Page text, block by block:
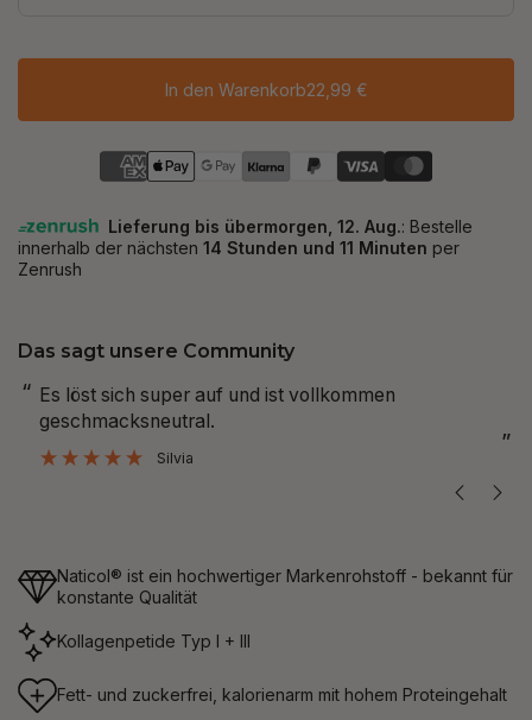
In den Warenkorb22,99 €
Das sagt unsere Community
“
”
Bin zufrieden mit dem Produkt und gehört zu meiner
festen Routine.
Michelle
Naticol® ist ein hochwertiger Markenrohstoff - bekannt für
konstante Qualität
Kollagenpetide Typ I + III
Fett- und zuckerfrei, kalorienarm mit hohem Proteingehalt